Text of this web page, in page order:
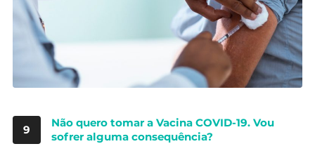
9
Não quero tomar a Vacina COVID-19. Vou
sofrer alguma consequência?